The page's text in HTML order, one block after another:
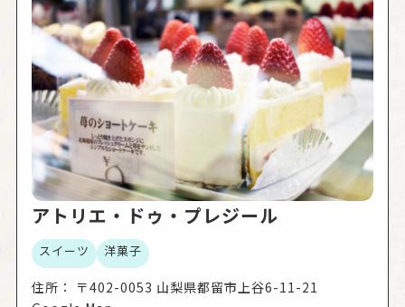
アトリエ・ドゥ・プレジール
スイーツ 洋菓子
住所：
〒402-0053 山梨県都留市上谷6-11-21